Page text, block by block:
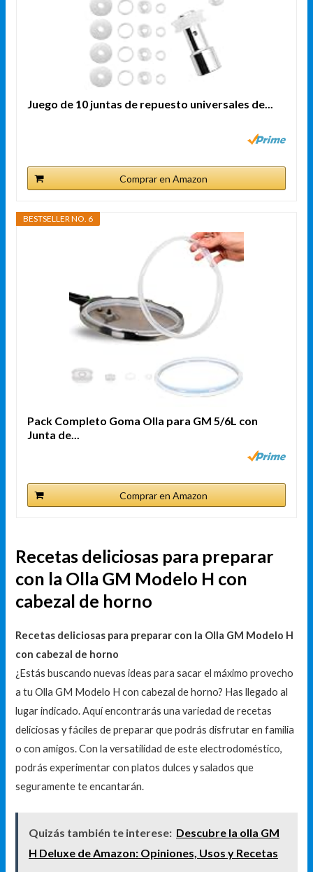
Juego de 10 juntas de repuesto universales de...
Comprar en Amazon
BESTSELLER NO. 6
Pack Completo Goma Olla para GM 5/6L con
Junta de...
Comprar en Amazon
Recetas deliciosas para preparar
con la Olla GM Modelo H con
cabezal de horno
Recetas deliciosas para preparar con la Olla GM Modelo H
con cabezal de horno
¿Estás buscando nuevas ideas para sacar el máximo provecho
a tu Olla GM Modelo H con cabezal de horno? Has llegado al
lugar indicado. Aquí encontrarás una variedad de recetas
deliciosas y fáciles de preparar que podrás disfrutar en familia
o con amigos. Con la versatilidad de este electrodoméstico,
podrás experimentar con platos dulces y salados que
seguramente te encantarán.
Quizás también te interese: Descubre la olla GM
H Deluxe de Amazon: Opiniones, Usos y Recetas